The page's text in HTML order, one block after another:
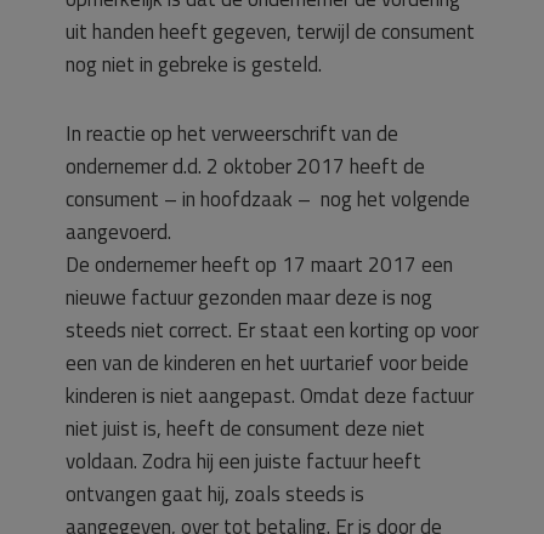
uit handen heeft gegeven, terwijl de consument
nog niet in gebreke is gesteld.
In reactie op het verweerschrift van de
ondernemer d.d. 2 oktober 2017 heeft de
consument – in hoofdzaak – nog het volgende
aangevoerd.
De ondernemer heeft op 17 maart 2017 een
nieuwe factuur gezonden maar deze is nog
steeds niet correct. Er staat een korting op voor
een van de kinderen en het uurtarief voor beide
kinderen is niet aangepast. Omdat deze factuur
niet juist is, heeft de consument deze niet
voldaan. Zodra hij een juiste factuur heeft
ontvangen gaat hij, zoals steeds is
aangegeven, over tot betaling. Er is door de